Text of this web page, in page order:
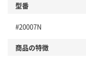
型番
#20007N
商品の特徴